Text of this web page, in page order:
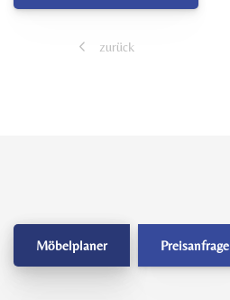
zurück
Möbelplaner Preisanfrage